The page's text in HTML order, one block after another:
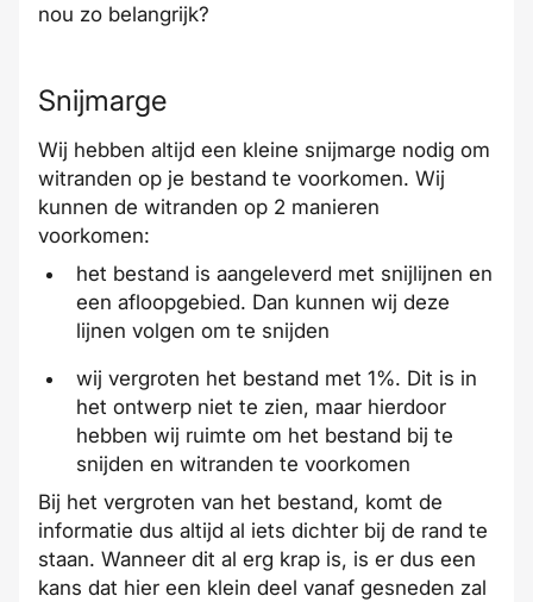
nou zo belangrijk?
Snijmarge
Wij hebben altijd een kleine snijmarge nodig om
witranden op je bestand te voorkomen. Wij
kunnen de witranden op 2 manieren
voorkomen:
het bestand is aangeleverd met snijlijnen en
een afloopgebied. Dan kunnen wij deze
lijnen volgen om te snijden
wij vergroten het bestand met 1%. Dit is in
het ontwerp niet te zien, maar hierdoor
hebben wij ruimte om het bestand bij te
snijden en witranden te voorkomen
Bij het vergroten van het bestand, komt de
informatie dus altijd al iets dichter bij de rand te
staan. Wanneer dit al erg krap is, is er dus een
kans dat hier een klein deel vanaf gesneden zal